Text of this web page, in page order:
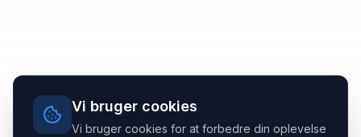
Vi bruger cookies
Vi bruger cookies for at forbedre din oplevelse